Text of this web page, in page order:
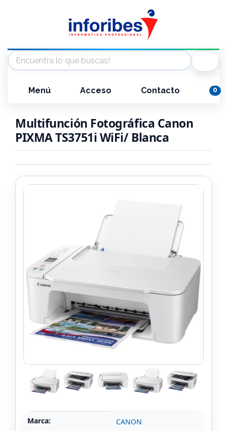
Menú Acceso Contacto 0
Multifunción Fotográfica Canon
PIXMA TS3751i WiFi/ Blanca
Marca: CANON